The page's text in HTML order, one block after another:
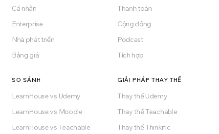
Bắt đầu miễn phí
Miễn phí mãi mãi trên gói Free
Cá nhân
Enterprise
Nhà phát triển
Bảng giá
Thanh toán
Cộng đồng
Podcast
Tích hợp
SO SÁNH
LearnHouse vs Udemy
LearnHouse vs Moodle
LearnHouse vs Teachable
GIẢI PHÁP THAY THẾ
Thay thế Udemy
Thay thế Teachable
Thay thế Thinkific